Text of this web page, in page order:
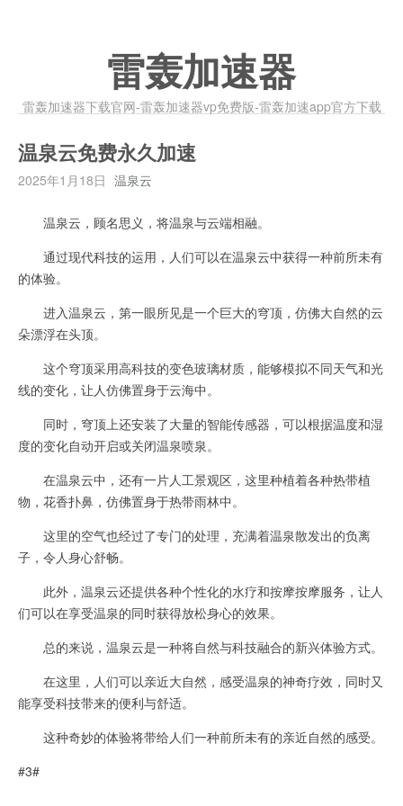
雷轰加速器
雷轰加速器下载官网-雷轰加速器vp免费版-雷轰加速app官方下载
温泉云免费永久加速
2025年1月18日 温泉云
温泉云，顾名思义，将温泉与云端相融。
通过现代科技的运用，人们可以在温泉云中获得一种前所未有
的体验。
进入温泉云，第一眼所见是一个巨大的穹顶，仿佛大自然的云
朵漂浮在头顶。
这个穹顶采用高科技的变色玻璃材质，能够模拟不同天气和光
线的变化，让人仿佛置身于云海中。
同时，穹顶上还安装了大量的智能传感器，可以根据温度和湿
度的变化自动开启或关闭温泉喷泉。
在温泉云中，还有一片人工景观区，这里种植着各种热带植
物，花香扑鼻，仿佛置身于热带雨林中。
这里的空气也经过了专门的处理，充满着温泉散发出的负离
子，令人身心舒畅。
此外，温泉云还提供各种个性化的水疗和按摩按摩服务，让人
们可以在享受温泉的同时获得放松身心的效果。
总的来说，温泉云是一种将自然与科技融合的新兴体验方式。
在这里，人们可以亲近大自然，感受温泉的神奇疗效，同时又
能享受科技带来的便利与舒适。
这种奇妙的体验将带给人们一种前所未有的亲近自然的感受。
#3#